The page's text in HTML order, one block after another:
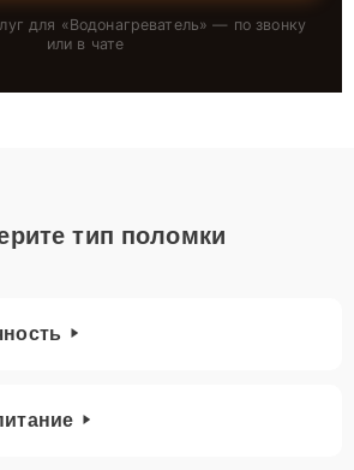
для «Водонагреватель» — по звонку
или в чате
тип поломки